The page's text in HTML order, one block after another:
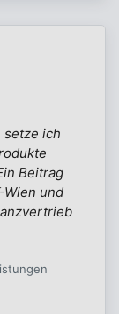
setze ich
Beitrag
Wien und